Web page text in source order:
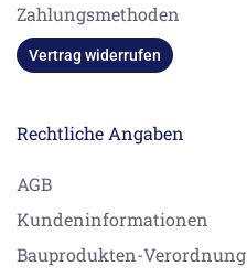
Zahlungsmethoden
Vertrag widerrufen
Rechtliche Angaben
AGB
Kundeninformationen
Bauprodukten-Verordnung